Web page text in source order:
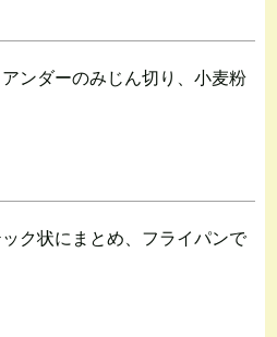
ンダーのみじん切り、小麦粉
ク状にまとめ、フライパンで